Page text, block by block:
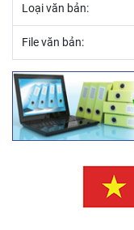
Loại văn bản:
File văn bản: